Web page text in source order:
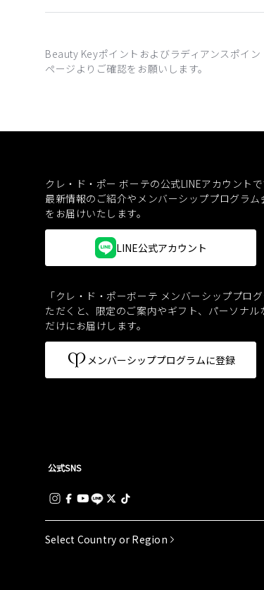
Beauty Keyポイントおよびラディアンスポイ
ページよりご確認をお願いします。
クレ・ド・ポー ボーテの公式LINEアカウントで
最新情報のご紹介やメンバーシッププログラム
をお届けいたします。
LINE公式アカウント
「クレ・ド・ポーボーテ メンバーシッププロ
ただくと、 限定のご案内やギフト、パーソナル
だけにお届けします。
メンバーシッププログラムに登録
公式SNS
Select Country or Region